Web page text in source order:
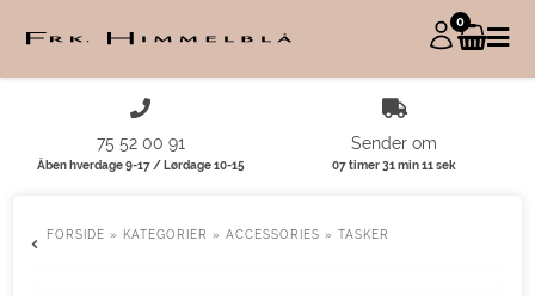
0
75 52 00 91
Åben hverdage 9-17 / Lørdage 10-15
Sender om
07 timer 31 min 11 sek
FORSIDE » KATEGORIER »ACCESSORIES »TASKER